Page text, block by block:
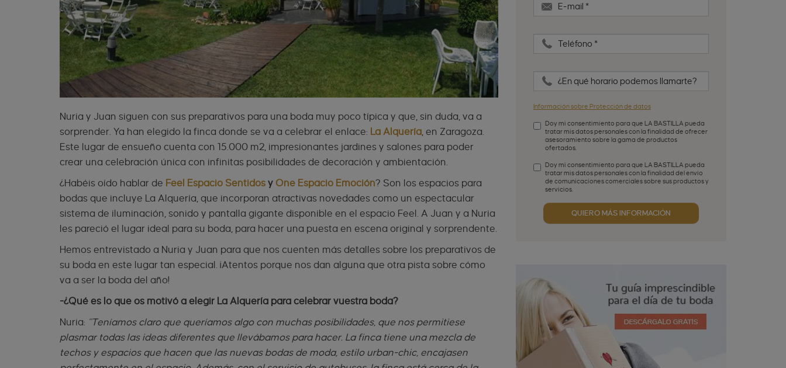
Nuria y Juan siguen con sus preparativos para una boda muy poco típica y que, sin duda, va a
sorprender. Ya han elegido la finca donde se va a celebrar el enlace: La Alquería, en Zaragoza.
Este lugar de ensueño cuenta con 15.000 m2, impresionantes jardines y salones para poder
crear una celebración única con infinitas posibilidades de decoración y ambientación.
¿Habéis oído hablar de Feel Espacio Sentidos y One Espacio Emoción? Son los espacios para
bodas que incluye La Alquería, que incorporan atractivas novedades como un espectacular
sistema de iluminación, sonido y pantalla gigante disponible en el espacio Feel. A Juan y a Nuria
les pareció el lugar ideal para su boda, para hacer una puesta en escena original y sorprendente.
Hemos entrevistado a Nuria y Juan para que nos cuenten más detalles sobre los preparativos de
su boda en este lugar tan especial. ¡Atentos porque nos dan alguna que otra pista sobre cómo
va a ser la boda del año!
-¿Qué es lo que os motivó a elegir La Alquería para celebrar vuestra boda?
Nuria: “Teníamos claro que queríamos algo con muchas posibilidades, que nos permitiese
plasmar todas las ideas diferentes que llevábamos para hacer. La finca tiene una mezcla de
techos y espacios que hacen que las nuevas bodas de moda, estilo urban-chic, encajasen
E-mail *
Teléfono *
¿En qué horario podemos llamarte?
Información sobre Protección de datos
Doy mi consentimiento para que LA BASTILLA pueda
tratar mis datos personales con la finalidad de ofrecer
asesoramiento sobre la gama de productos
ofertados.
Aceptación de condiciones*
Doy mi consentimiento para que LA BASTILLA pueda
tratar mis datos personales con la finalidad del envío
de comunicaciones comerciales sobre sus productos y
servicios.
Aceptación publicidad
QUIERO MÁS INFORMACIÓN